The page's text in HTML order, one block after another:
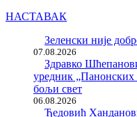
НАСТАВАК
Зеленски није
07.08.2026
Здравко
уредник „Панонских
бољи свет
06.08.2026
Ђедовић